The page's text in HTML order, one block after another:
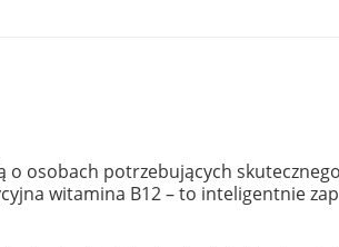
o osobach potrzebujących
witamina B12 – to inteligentnie